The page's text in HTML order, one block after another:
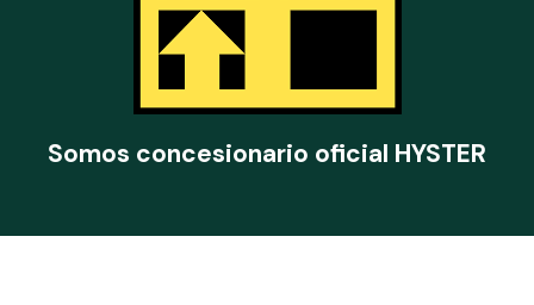
Somos concesionario oficial HYSTER